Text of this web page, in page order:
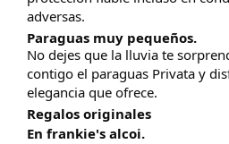
adversas.
Paraguas muy pequeños.
No dejes que la lluvia te
contigo el paraguas Privata y
elegancia que ofrece.
Regalos originales
En frankie's alcoi.